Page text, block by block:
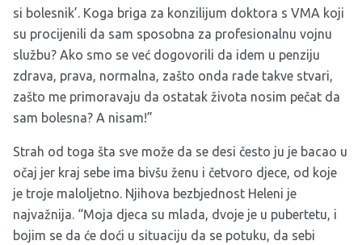
si bolesnik’. Koga briga za konzilijum doktora s VMA koji
su procijenili da sam sposobna za profesionalnu vojnu
službu? Ako smo se već dogovorili da idem u penziju
zdrava, prava, normalna, zašto onda rade takve stvari,
zašto me primoravaju da ostatak života nosim pečat da
sam bolesna? A nisam!”
Strah od toga šta sve može da se desi često ju je bacao u
očaj jer kraj sebe ima bivšu ženu i četvoro djece, od koje
je troje maloljetno. Njihova bezbjednost Heleni je
najvažnija. “Moja djeca su mlada, dvoje je u pubertetu, i
bojim se da će doći u situaciju da se potuku, da sebi